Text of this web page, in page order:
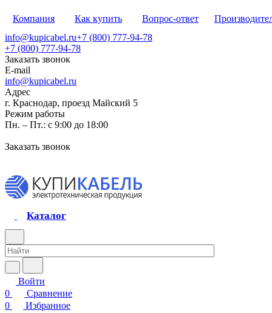
Компания Как купить Вопрос-ответ
info@kupicabel.ru+7 (800) 777-94-78
+7 (800) 777-94-78
Заказать звонок
E-mail
info@kupicabel.ru
Адрес
г. Краснодар, проезд Майский 5
Режим работы
Пн. – Пт.: с 9:00 до 18:00
Заказать звонок
Каталог
Войти
0
Сравнение
0
Избранное